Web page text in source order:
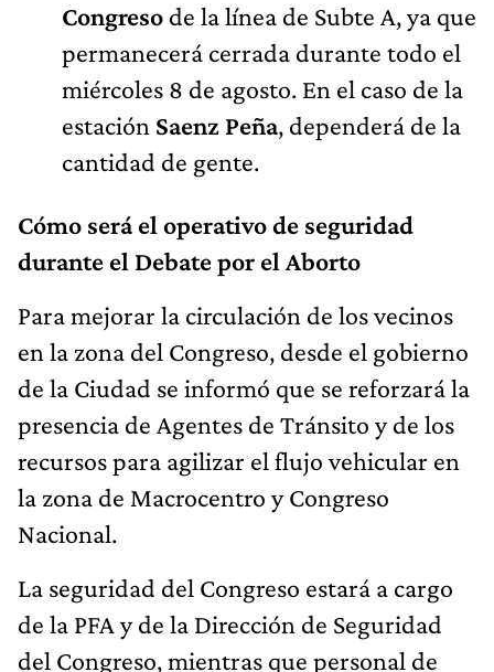
Congreso de la línea de Subte A, ya que
permanecerá cerrada durante todo el
miércoles 8 de agosto. En el caso de la
estación Saenz Peña, dependerá de la
cantidad de gente.
Cómo será el operativo de seguridad
durante el Debate por el Aborto
Para mejorar la circulación de los vecinos
en la zona del Congreso, desde el gobierno
de la Ciudad se informó que se reforzará la
presencia de Agentes de Tránsito y de los
recursos para agilizar el flujo vehicular en
la zona de Macrocentro y Congreso
Nacional.
La seguridad del Congreso estará a cargo
de la PFA y de la Dirección de Seguridad
del Congreso, mientras que personal de